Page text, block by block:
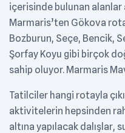
içerisinde bulunan alanlar
Marmaris’ten Gökova
Bozburun, Seçe, Bencik,
Şorfay Koyu gibi birçok
sahip oluyor. Marmaris
Tatilciler hangi rotayla
aktivitelerin hepsinden
altına yapılacak dalışlar,